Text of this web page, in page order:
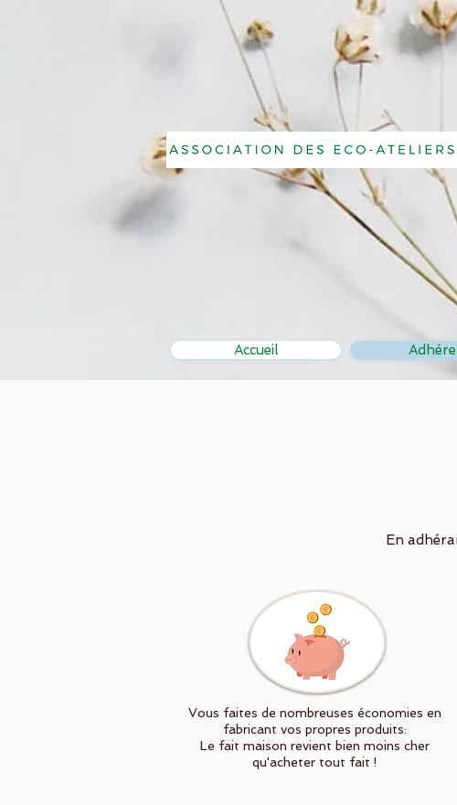
Accueil
En
Vous faites de nombreuses économies en
fabricant vos propres produits:
Le fait maison revient bien moins cher
qu'acheter tout fait !